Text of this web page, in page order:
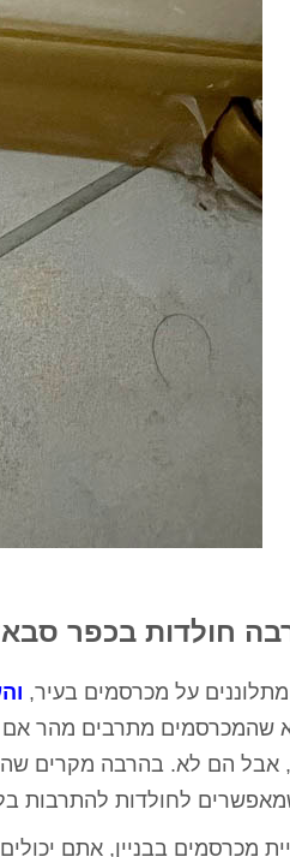
חולדות בכפר
על מכרסמים בעיר,
שהמכרסמים מתרבים מהר
אבל הם לא. בהרבה מקרים
לחולדות להתרבות
חזר שוב וסיים
אין חולדות
מדרגות, אין
אשפה, פשוט
מילה אחרת
שנתראה בשנה